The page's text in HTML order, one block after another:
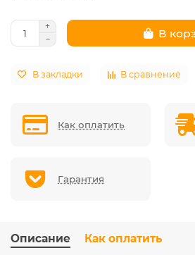
В
В закладки В сравнение
Как оплатить
Гарантия
Описание Как оплатить